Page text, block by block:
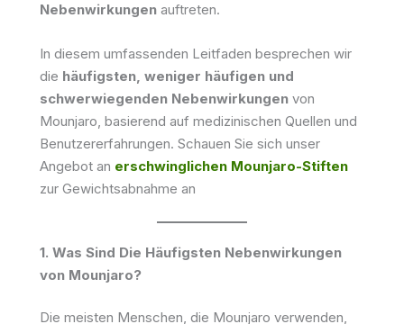
Nebenwirkungen auftreten.
In diesem umfassenden Leitfaden besprechen wir
die häufigsten, weniger häufigen und
schwerwiegenden Nebenwirkungen von
Mounjaro, basierend auf medizinischen Quellen und
Benutzererfahrungen. Schauen Sie sich unser
Angebot an erschwinglichen Mounjaro-Stiften
zur Gewichtsabnahme an
1. Was Sind Die Häufigsten Nebenwirkungen
von Mounjaro?
Die meisten Menschen, die Mounjaro verwenden,